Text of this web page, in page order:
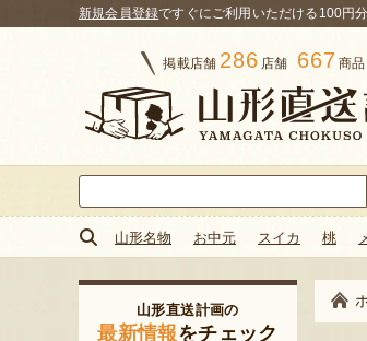
新規会員登録ですぐにご利用いただける100円
掲載店舗 286 店舗 667 商品
索:
山形名物 お中元 スイカ 桃
山形直送計画の
最新情報をチェック